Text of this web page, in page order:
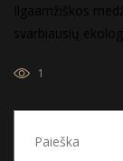
Ilgaamžiškos
svarbiausių
1